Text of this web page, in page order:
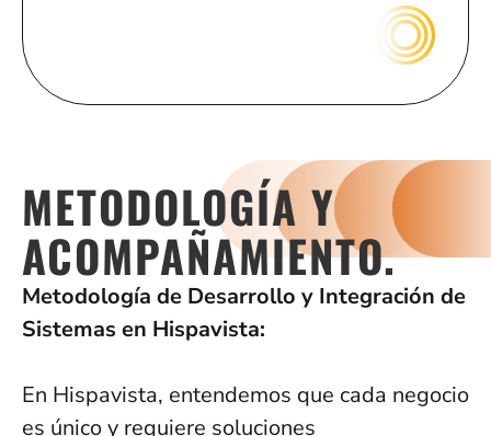
METODOLOGÍA Y
ACOMPAÑAMIENTO.
Metodología de Desarrollo y Integración de
Sistemas en Hispavista:
En Hispavista, entendemos que cada negocio
es único y requiere soluciones